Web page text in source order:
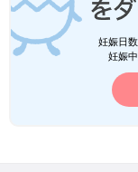
妊娠日
妊娠